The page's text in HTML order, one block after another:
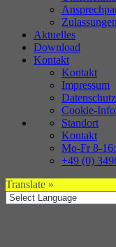
Aktuelles
Download
Kontakt
Kontakt
Impressum
Cookie-
Standort
Kontakt
Mo-Fr 8-
+49 (0)
Translate »